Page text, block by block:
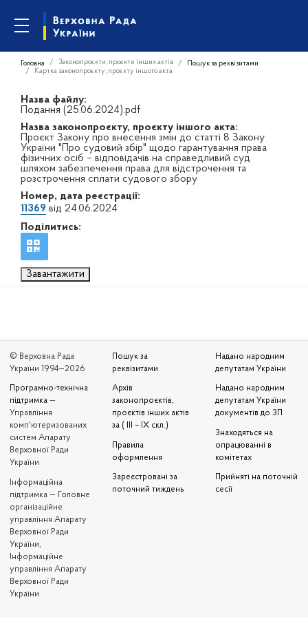
Головна Законопроєкти, проєкти інших актів
Пошук за реквізитами
Картка законопроєкту, проєкту іншого акта
Назва файлу:
Подання (25.06.2024).pdf
Назва законопроєкту, проєкту іншого акта:
Проєкт Закону про внесення змін до статті 8 Закону
України "Про судовий збір" щодо гарантування права
фізичних осіб – відповідачів на справедливий суд
шляхом забезпечення права для відстрочення та
розстрочення сплати судового збору
Номер, дата реєстрації:
11369 від 24.06.2024
Поділитись:
Завантажити
© Верховна Рада
України 1994—2026
Програмно-технічна
підтримка —
Управління
комп'ютеризованих
систем Апарату
Верховної Ради
України
Iнформаційна
підтримка — Головне
організаційне
управління Апарату
Верховної Ради
України,
Інформаційне
управління Апарату
Верховної Ради
України
Пошук за
реквізитами
Архів
законопроєктів,
проєктів інших актів
за ( III – IX скл.)
Правила
оформлення
Зареєстровані за
поточний тиждень
Надано народним
депутатам України
Надано народним
депутатам України
документів до ЗП
Знаходяться на
опрацюванні в
комітетах
Прийняті на поточній
сесії